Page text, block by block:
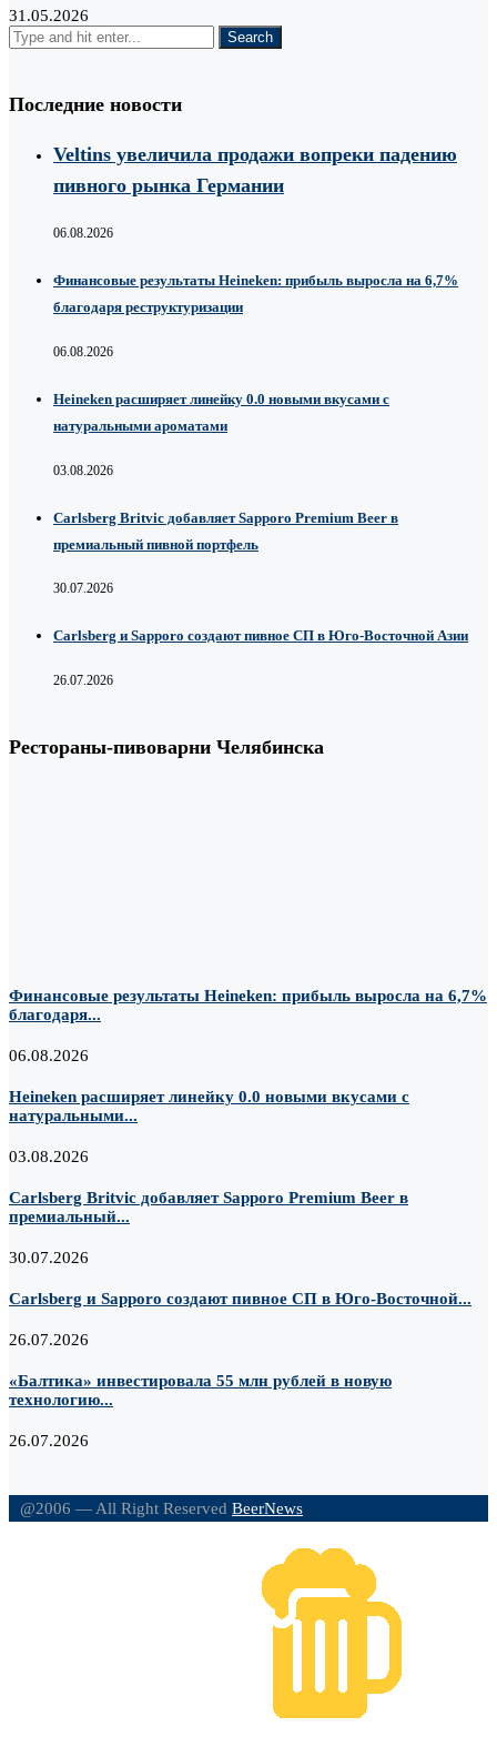
31.05.2026
Последние новости
Veltins увеличила продажи вопреки падению
пивного рынка Германии
06.08.2026
Финансовые результаты Heineken: прибыль выросла на 6,7%
благодаря реструктуризации
06.08.2026
Heineken расширяет линейку 0.0 новыми вкусами с
натуральными ароматами
03.08.2026
Carlsberg Britvic добавляет Sapporo Premium Beer в
премиальный пивной портфель
30.07.2026
Carlsberg и Sapporo создают пивное СП в Юго-Восточной Азии
26.07.2026
Рестораны-пивоварни Челябинска
Финансовые результаты Heineken: прибыль выросла на 6,7%
благодаря...
06.08.2026
Heineken расширяет линейку 0.0 новыми вкусами с
натуральными...
03.08.2026
Carlsberg Britvic добавляет Sapporo Premium Beer в
премиальный...
30.07.2026
Carlsberg и Sapporo создают пивное СП в Юго-Восточной...
26.07.2026
«Балтика» инвестировала 55 млн рублей в новую
технологию...
26.07.2026
@2006 — All Right Reserved BeerNews